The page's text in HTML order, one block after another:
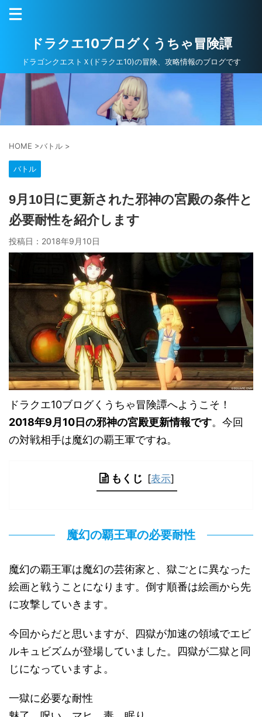
ドラクエ10ブログくうちゃ冒険譚
ドラゴンクエストＸ(ドラクエ10)の冒険、攻略情報のブログです
HOME >バトル >
バトル
9月10日に更新された邪神の宮殿の条件と
必要耐性を紹介します
投稿日： 2018年9月10日
ドラクエ10ブログくうちゃ冒険譚へようこそ！
2018年9月10日の邪神の宮殿更新情報です。今回
の対戦相手は魔幻の覇王軍ですね。
もくじ [表示]
魔幻の覇王軍の必要耐性
魔幻の覇王軍は魔幻の芸術家と、獄ごとに異なった
絵画と戦うことになります。倒す順番は絵画から先
に攻撃していきます。
今回からだと思いますが、四獄が加速の領域でエビ
ルキュビズムが登場していました。四獄が二獄と同
じになっていますよ。
一獄に必要な耐性